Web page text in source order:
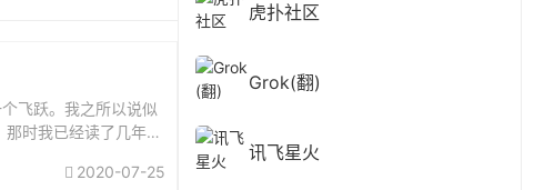
飞跃。我之所以说似
时我已经读了几年文
2020-07-25
虎扑社区
Grok(翻)
讯飞星火